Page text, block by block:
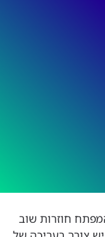
חוזרות שוב